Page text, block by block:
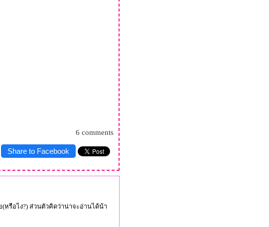
6 comments
Share to Facebook
หรือไง?) ส่วนตัวคิดว่าน่าจะอ่านได้น้า